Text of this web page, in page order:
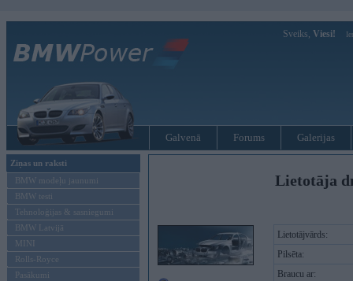
Sveiks, Viesi!
Galvenā Forums Galerijas
Ziņas un raksti
BMW modeļu jaunumi
BMW testi
Tehnoloģijas & sasniegumi
BMW Latvijā
MINI
Rolls-Royce
Pasākumi
Lietotāja
Lietotājvārds:
Pilsēta:
Braucu ar: